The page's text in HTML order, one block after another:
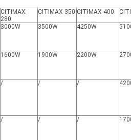
CITIMAX
280
CITIMAX 350 CITIMAX 400
3000W 3500W 4250W
1600W 1900W 2200W
/ / /
/ / /